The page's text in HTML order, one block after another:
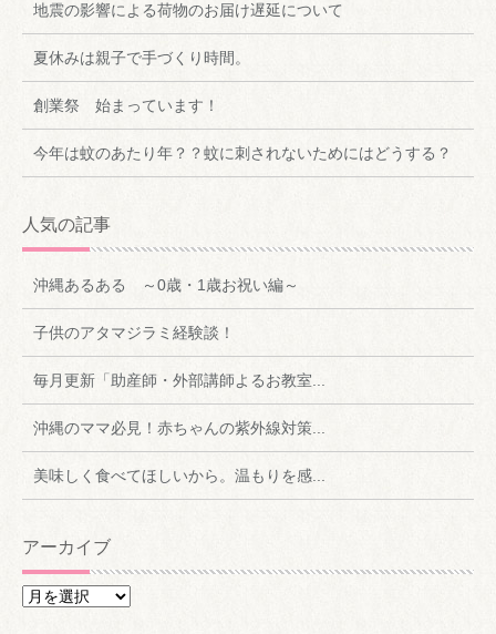
地震の影響による荷物のお届け遅延について
夏休みは親子で手づくり時間。
創業祭 始まっています！
今年は蚊のあたり年？？蚊に刺されないためにはどうする？
人気の記事
沖縄あるある ～0歳・1歳お祝い編～
子供のアタマジラミ経験談！
毎月更新「助産師・外部講師よるお教室...
沖縄のママ必見！赤ちゃんの紫外線対策...
美味しく食べてほしいから。温もりを感...
アーカイブ
ア